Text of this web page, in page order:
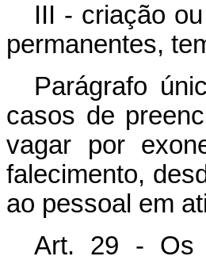
III - criação
permanentes,
Parágrafo
casos de
vagar por
falecimento,
ao pessoal em
Art. 29 - Os